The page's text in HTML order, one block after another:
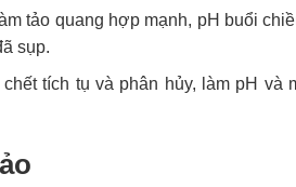
tảo quang hợp mạnh, pH buổi
sụp.
tích tụ và phân hủy, làm pH và